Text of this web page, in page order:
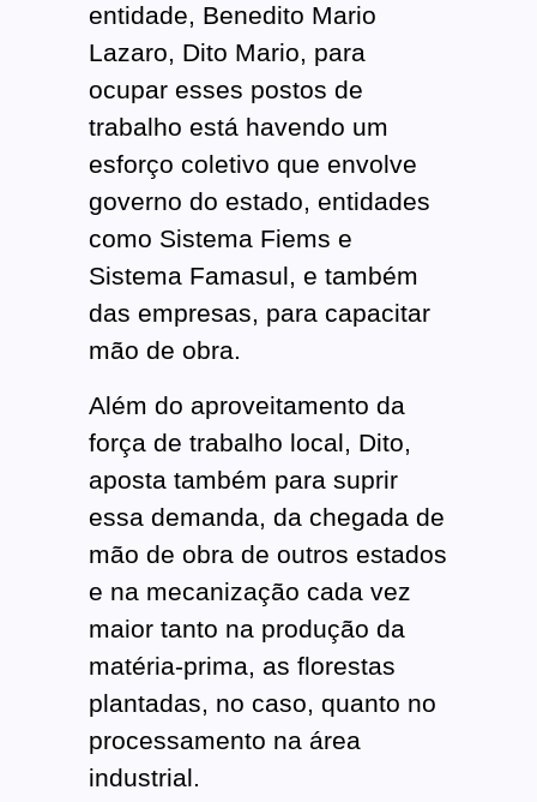
entidade, Benedito Mario
Lazaro, Dito Mario, para
ocupar esses postos de
trabalho está havendo um
esforço coletivo que envolve
governo do estado, entidades
como Sistema Fiems e
Sistema Famasul, e também
das empresas, para capacitar
mão de obra.
Além do aproveitamento da
força de trabalho local, Dito,
aposta também para suprir
essa demanda, da chegada de
mão de obra de outros estados
e na mecanização cada vez
maior tanto na produção da
matéria-prima, as florestas
plantadas, no caso, quanto no
processamento na área
industrial.